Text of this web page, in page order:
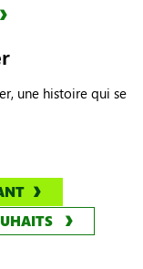
une histoire qui se